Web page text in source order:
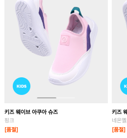
키즈 웨이브 아쿠아 슈즈
핑크
[품절]
키즈
네온
[품절]